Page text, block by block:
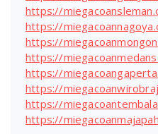
https://
https://
https://
https://
https://
https://
https://
https://